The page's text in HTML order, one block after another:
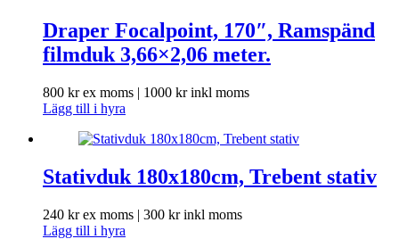
Draper Focalpoint, 170″, Ramspänd
filmduk 3,66×2,06 meter.
800 krex moms | 1000 krinkl moms
Lägg till i hyra
Stativduk 180x180cm, Trebent stativ
240 krex moms | 300 krinkl moms
Lägg till i hyra